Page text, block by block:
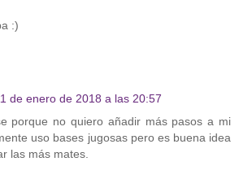
:)
de enero de 2018 a las 20:57
porque no quiero añadir más pasos a mi
uso bases jugosas pero es buena idea
las más mates.